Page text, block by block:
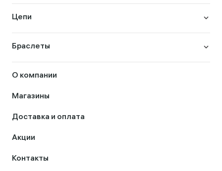
Цепи
Браслеты
О компании
Магазины
Доставка и оплата
Акции
Контакты